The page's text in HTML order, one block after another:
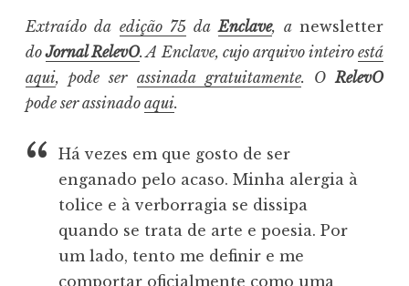
Extraído da edição 75 daEnclave, anewsletter
doJornal RelevO. A Enclave, cujo arquivo inteiro está
aqui, pode ser assinada gratuitamente. ORelevO
pode ser assinado aqui.
Há vezes em que gosto de ser
enganado pelo acaso. Minha alergia à
tolice e à verborragia se dissipa
quando se trata de arte e poesia. Por
um lado, tento me definir e me
comportar oficialmente como uma